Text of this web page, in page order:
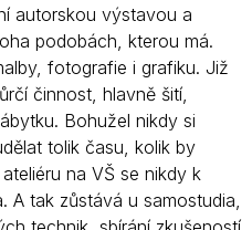
autorskou výstavou a
podobách, kterou má.
fotografie i grafiku. Již
činnost, hlavně šití,
Bohužel nikdy si
tolik času, kolik by
na VŠ se nikdy k
A tak zůstává u samostudia,